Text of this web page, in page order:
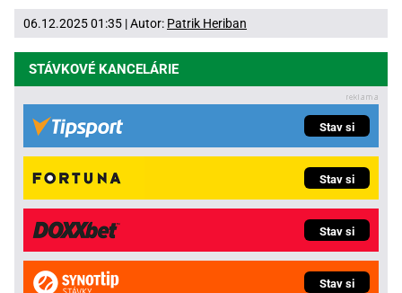
06.12.2025 01:35 | Autor: Patrik Heriban
STÁVKOVÉ KANCELÁRIE
Stav si
Stav si
Stav si
Stav si